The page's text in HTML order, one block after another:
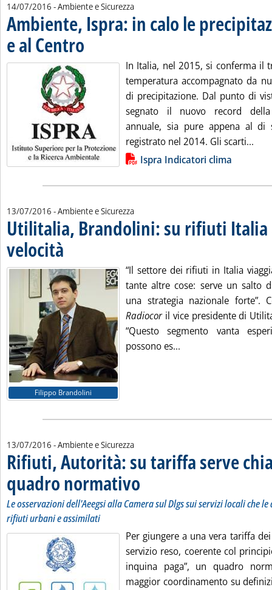
14/07/2016 - Ambiente e Sicurezza
Ambiente, Ispra: in calo le
e al Centro . Pubblicata giovedì 14 luglio 2016 alle 11.43.
In Italia, nel 2015, si conferma il
temperatura accompagnato da
di precipitazione. Dal punto di
segnato il nuovo record
annuale, sia pure appena al di
registrato nel 2014. Gli scarti...
Lista allegati PDF alla notiziaIspra Indicatori clima
13/07/2016 - Ambiente e Sicurezza
Utilitalia, Brandolini: su rifiuti Italia
velocità
Filippo Brandolini
“Il settore dei rifiuti in Italia
tante altre cose: serve un salto
una strategia nazionale forte”.
Radiocor il vice presidente di
“Questo segmento vanta
possono es...
13/07/2016 - Ambiente e Sicurezza
Rifiuti, Autorità: su tariffa serve
quadro normativo
Le osservazioni dell'Aeegsi alla Camera sul Dlgs sui servizi locali che
rifiuti urbani e assimilati
Per giungere a una vera tariffa
servizio reso, coerente col
inquina paga”, un quadro
maggior coordinamento su